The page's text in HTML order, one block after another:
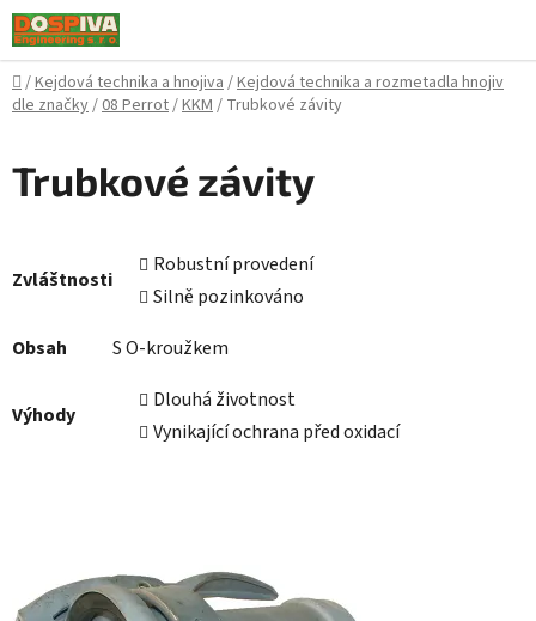
Přejít
na
obsah
Domů
/Kejdová technika a hnojiva/Kejdová technika a rozmetadla hnojiv
dle značky/08 Perrot/KKM/ Trubkové závity
Trubkové závity
Zvláštnosti
Robustní provedení
Silně pozinkováno
Obsah
S O-kroužkem
Výhody
Dlouhá životnost
Vynikající ochrana před oxidací